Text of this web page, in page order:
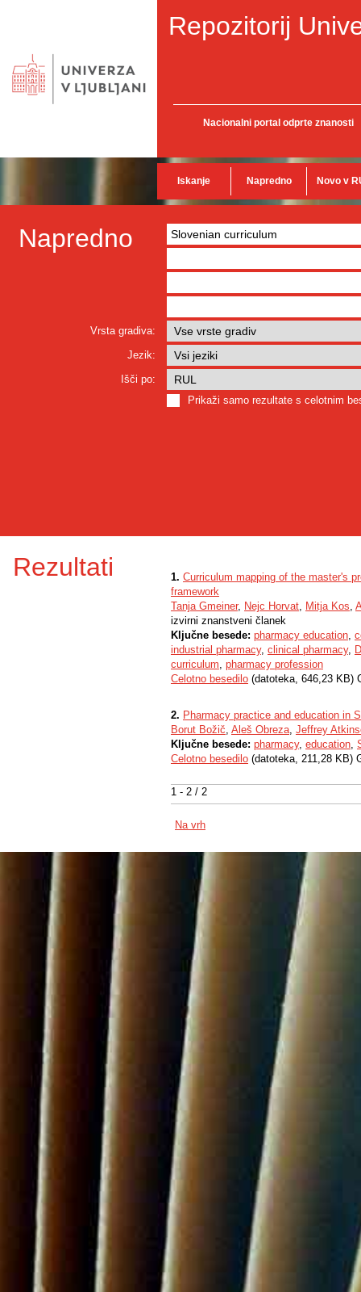
Repozitorij
Nacionalni portal odprte znanosti
Iskanje Napredno Novo v
Napredno
Vrsta gradiva:
Jezik:
Išči po:
Prikaži samo rezultate s celotnim
Rezultati
1 - 2 / 2
1. Curriculum mapping of the master's
framework
Tanja Gmeiner, Nejc Horvat, Mitja Kos,
izvirni znanstveni članek
Ključne besede: pharmacy education,
industrial pharmacy, clinical pharmacy,
curriculum, pharmacy profession
Celotno besedilo (datoteka, 646,23 KB)
2. Pharmacy practice and education in
Borut Božič, Aleš Obreza, Jeffrey
Ključne besede: pharmacy, education,
Celotno besedilo (datoteka, 211,28 KB)
Na vrh